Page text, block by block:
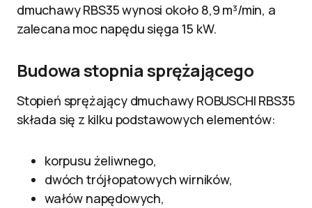
dmuchawy RBS35 wynosi około 8,9 m³/min, a
zalecana moc napędu sięga 15 kW.
Budowa stopnia sprężającego
Stopień sprężający dmuchawy ROBUSCHI RBS35
składa się z kilku podstawowych elementów:
korpusu żeliwnego,
dwóch trójłopatowych wirników,
wałów napędowych,